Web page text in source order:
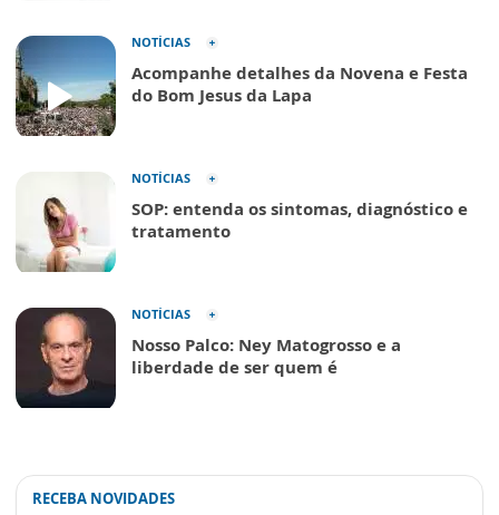
NOTÍCIAS
Acompanhe detalhes da Novena e Festa
do Bom Jesus da Lapa
NOTÍCIAS
SOP: entenda os sintomas, diagnóstico e
tratamento
NOTÍCIAS
Nosso Palco: Ney Matogrosso e a
liberdade de ser quem é
RECEBA NOVIDADES